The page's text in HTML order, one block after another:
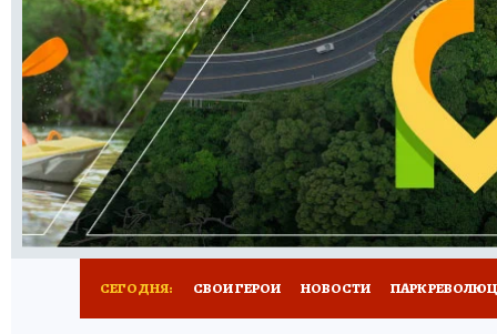
КНИЖНАЯ ПОЛКА ПРОГНОЗЫ НА СПОРТ
ПРЕСС-ЦЕНТР НЕДВИЖИМОСТЬ
ВСЕ О КП РАДИО КП РЕКЛАМА ТЕСТЫ
СЕГОДНЯ: СВОИ ГЕРОИ НОВОСТИ ПАРК